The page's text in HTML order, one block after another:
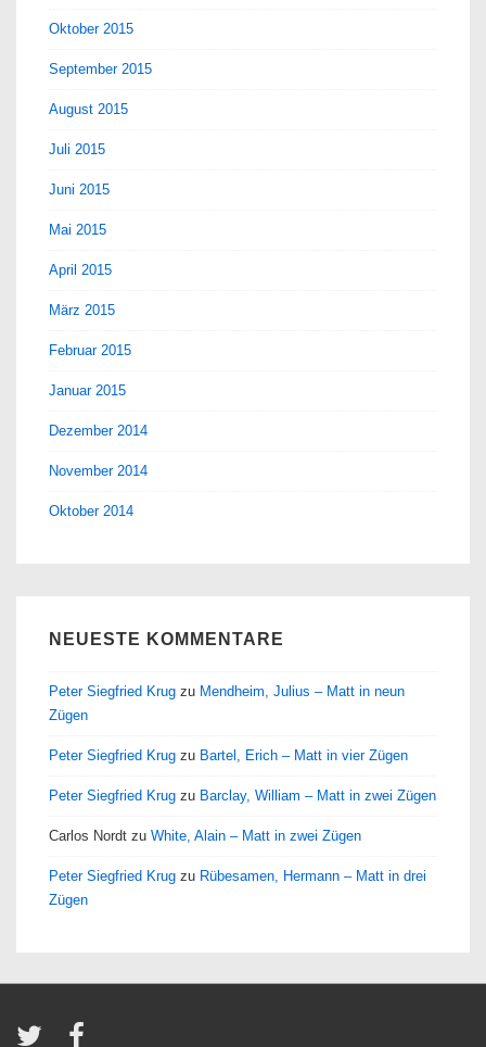
Oktober 2015
September 2015
August 2015
Juli 2015
Juni 2015
Mai 2015
April 2015
März 2015
Februar 2015
Januar 2015
Dezember 2014
November 2014
Oktober 2014
NEUESTE KOMMENTARE
Peter Siegfried Krug zu Mendheim, Julius – Matt in neun
Zügen
Peter Siegfried Krug zu Bartel, Erich – Matt in vier Zügen
Peter Siegfried Krug zu Barclay, William – Matt in zwei Zügen
Carlos Nordt zu White, Alain – Matt in zwei Zügen
Peter Siegfried Krug zu Rübesamen, Hermann – Matt in drei
Zügen